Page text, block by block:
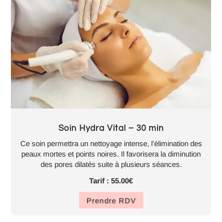
Soin Hydra Vital – 30 min
Ce soin permettra un nettoyage intense, l’élimination des
peaux mortes et points noires. Il favorisera la diminution
des pores dilatés suite à plusieurs séances.
Tarif : 55.00€
Prendre RDV